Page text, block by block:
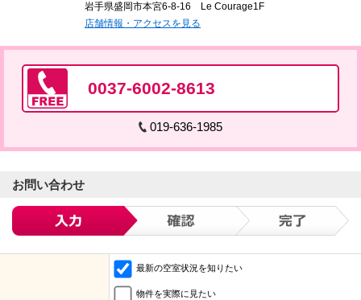
岩手県盛岡市本宮6-8-16 Le Courage1F
店舗情報・アクセスを見る
0037-6002-8613
019-636-1985
お問い合わせ
最新の空室状況を知りたい
物件を実際に見たい